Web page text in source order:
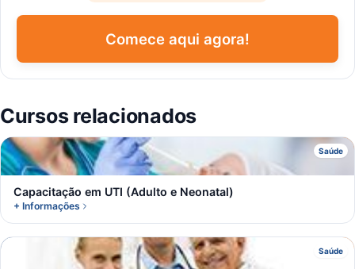
Comece aqui agora!
Cursos relacionados
Saúde
C
Capacitação em UTI (Adulto e Neonatal)
+ Informações
Saúde
A